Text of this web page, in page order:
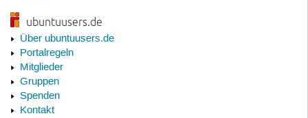
ubuntuusers.de
Über ubuntuusers.de
Portalregeln
Mitglieder
Gruppen
Spenden
Kontakt